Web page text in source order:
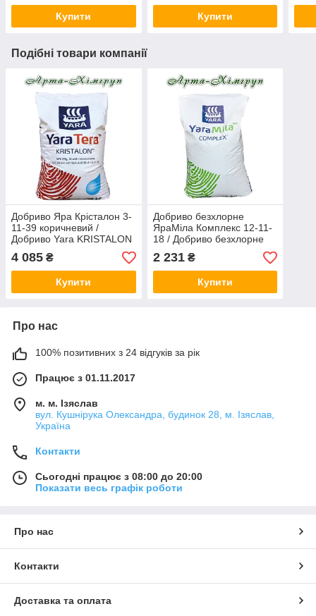
Купити Купити
Подібні товари компанії
Добриво Яра Крісталон 3-
11-39 коричневий /
Добриво Yara KRISTALON
4 085 ₴
Купити
Добриво безхлорне
ЯраМіла Комплекс 12-11-
18 / Добриво безхлорне
YaraMila COMPLEX 12-11-
18(25 кг)
2 231₴
Купити
Про нас
100% позитивних з 24 відгуків за рік
Працює з 01.11.2017
м. м. Ізяслав
вул. Кушнірука Олександра, будинок 28, м. Ізяслав,
Україна
Контакти
Сьогодні працює з 08:00 до 20:00
Показати весь графік роботи
Про нас
Контакти
Доставка та оплата